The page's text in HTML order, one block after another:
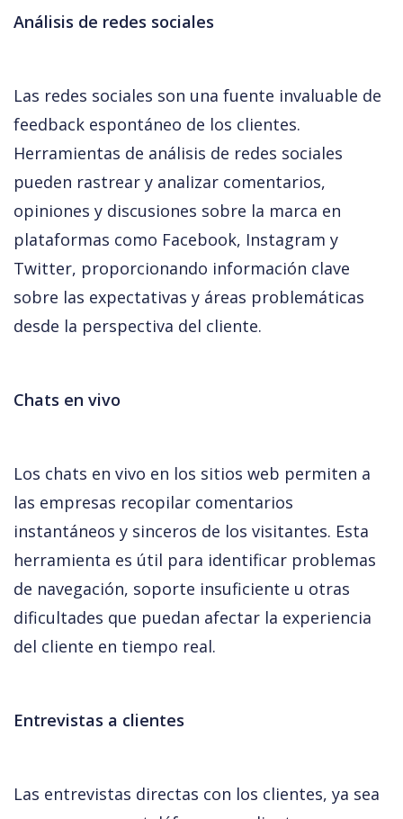
Análisis de redes sociales
Las redes sociales son una fuente invaluable de
feedback espontáneo de los clientes.
Herramientas de análisis de redes sociales
pueden rastrear y analizar comentarios,
opiniones y discusiones sobre la marca en
plataformas como Facebook, Instagram y
Twitter, proporcionando información clave
sobre las expectativas y áreas problemáticas
desde la perspectiva del cliente.
Chats en vivo
Los chats en vivo en los sitios web permiten a
las empresas recopilar comentarios
instantáneos y sinceros de los visitantes. Esta
herramienta es útil para identificar problemas
de navegación, soporte insuficiente u otras
dificultades que puedan afectar la experiencia
del cliente en tiempo real.
Entrevistas a clientes
Las entrevistas directas con los clientes, ya sea